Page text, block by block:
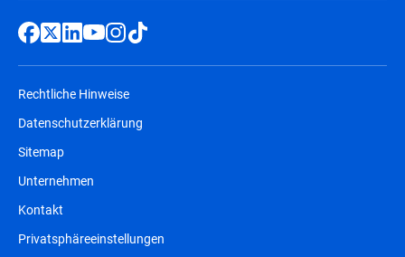
Rechtliche Hinweise
Datenschutzerklärung
Sitemap
Unternehmen
Kontakt
Privatsphäreeinstellungen